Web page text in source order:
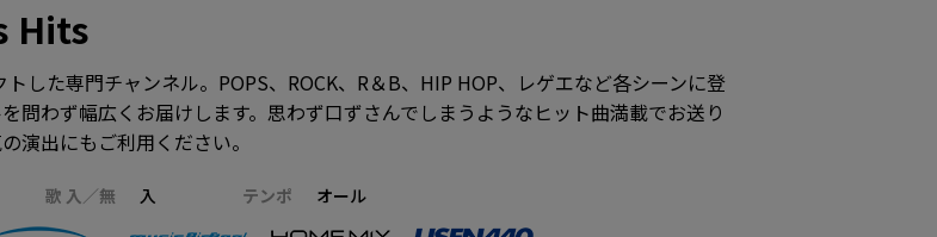
Hits
した専門チャンネル。POPS、ROCK、R＆B、HIP HOP、レゲエなど各シーンに登
問わず幅広くお届けします。思わず口ずさんでしまうようなヒット曲満載でお送り
演出にもご利用ください。
歌 入／無 入 テンポ
オール